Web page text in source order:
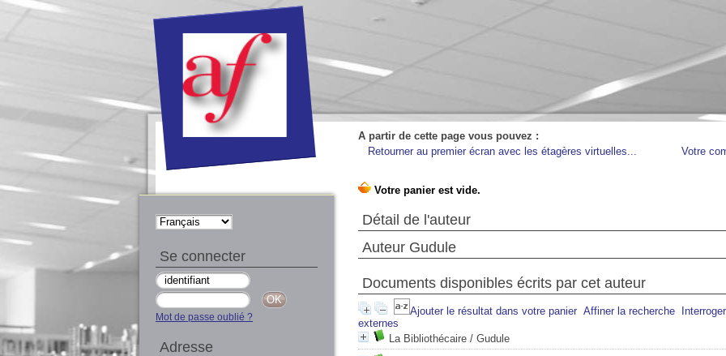
A partir de cette page vous pouvez :
Retourner au premier écran avec les étagères virtuelles...
Votre
Détail de l'auteur
Auteur Gudule
Documents disponibles écrits par cet auteur
Ajouter le résultat dans votre panier Affiner la recherche
externes
La Bibliothécaire / Gudule
Se connecter
Mot de passe oublié ?
Adresse